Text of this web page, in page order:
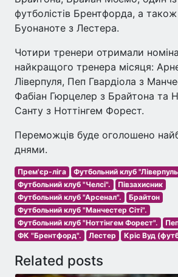
футболістів Брентфорда, а
Буонаноте з Лестера.
Чотири тренери отримали
найкращого тренера місяця:
Ліверпуля, Пеп Гвардіола з
Фабіан Гюрцелер з Брайтона та
Санту з Ноттінгем Форест.
Переможців буде оголошено
днями.
Прем'єр-ліга
Футбольний клуб
Футбольний клуб "Челсі".
Півзахисник
Футбольний клуб "Арсенал".
Брайтон
Футбольний клуб "Манчестер Сіті".
Футбольний клуб "Ноттінгем Форест".
ФК "Брентфорд".
Лестер Кріс Вуд
Related posts